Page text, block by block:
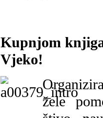
Kupnjom
Vjeko!
žele